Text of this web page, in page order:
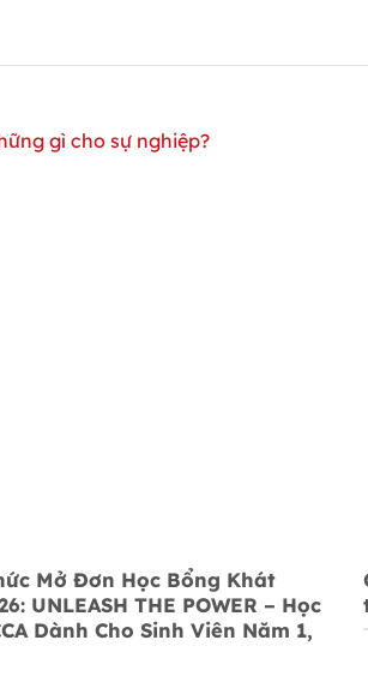
gì cho sự nghiệp?
Mở Đơn Học Bổng Khát
UNLEASH THE POWER – Học
Dành Cho Sinh Viên Năm 1,